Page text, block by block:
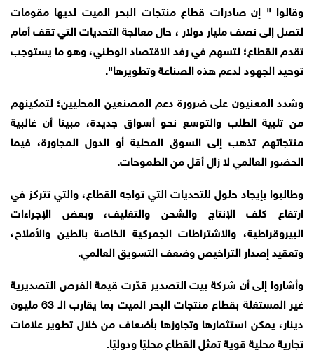
وقالوا " إن صادرات قطاع منتجات البحر الميت لديها مقومات
لتصل إلى نصف مليار دولار ، حال معالجة التحديات التي تقف أمام
تقدم القطاع؛ لتسهم في رفد الاقتصاد الوطني، وهو ما يستوجب
توحيد الجهود لدعم هذه الصناعة وتطويرها".
وشدد المعنيون على ضرورة دعم المصنعين المحليين؛ لتمكينهم
من تلبية الطلب والتوسع نحو أسواق جديدة، مبينا أن غالبية
منتجاتهم تذهب إلى السوق المحلية أو الدول المجاورة، فيما
الحضور العالمي لا زال أقل من الطموحات.
وطالبوا بإيجاد حلول للتحديات التي تواجه القطاع، والتي تتركز في
ارتفاع كلف الإنتاج والشحن والتغليف، وبعض الإجراءات
البيروقراطية، والاشتراطات الجمركية الخاصة بالطين والأملاح،
وتعقيد إصدار التراخيص وضعف التسويق العالمي.
وأشاروا إلى أن شركة بيت التصدير قدّرت قيمة الفرص التصديرية
غير المستغلة بقطاع منتجات البحر الميت بما يقارب الـ 63 مليون
دينار، يمكن استثمارها وتجاوزها بأضعاف من خلال تطوير علامات
تجارية محلية قوية تمثل القطاع محليًا ودوليًا.